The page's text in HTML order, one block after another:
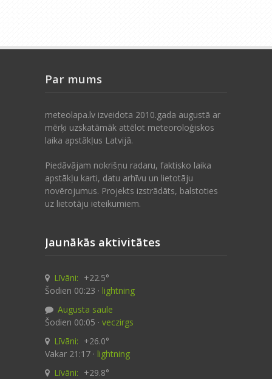
Par mums
meteolapa.lv izveidota 2010.gada augustā ar
mērķi uzskatāmāk attēlot meteoroloģiskos
laika apstākļus Latvijā.
Piedāvājam nokrišņu radaru, faktisko laika
apstākļu karti, datu arhīvu un lietotāju
novērojumus. Projekts izstrādāts, balstoties
uz lietotāju ieteikumiem.
Jaunākās aktivitātes
Līvāni: +22.5°
Šodien 00:23 · lightning
Augusta saule
Šodien 00:05 · veczirgs
Līvāni: +26.0°
Vakar 21:17 · lightning
Līvāni: +29.8°